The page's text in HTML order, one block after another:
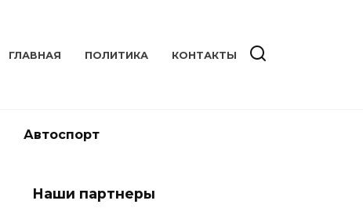
ГЛАВНАЯ ПОЛИТИКА КОНТАКТЫ
Автоспорт
Наши партнеры